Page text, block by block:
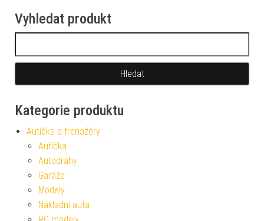
Vyhledat produkt
Kategorie produktu
Autíčka a trenažéry
Autíčka
Autodráhy
Garáže
Modely
Nákladní auta